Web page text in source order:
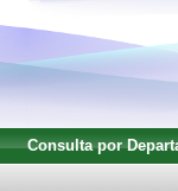
Consulta por